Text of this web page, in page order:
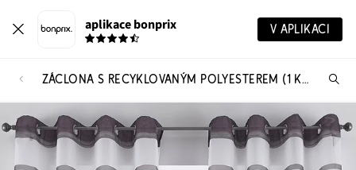
aplikace bonprix V APLIKACI
ZÁCLONA S RECYKLOVANÝM POLYESTEREM (1 KS V BALENÍ)